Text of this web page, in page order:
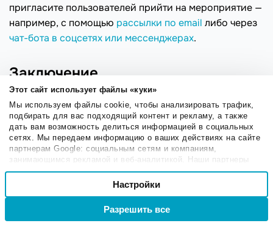
Этот сайт использует файлы «куки»
Мы используем файлы cookie, чтобы анализировать трафик,
подбирать для вас подходящий контент и рекламу, а также
дать вам возможность делиться информацией в социальных
сетях. Мы передаем информацию о ваших действиях на сайте
партнерам Google: социальным сетям и компаниям,
занимающимся рекламой и веб-аналитикой. Наши партнеры
могут комбинировать эти сведения с предоставленной вами
информацией, а также данными, которые они получили при
использовании вами их сервисов.
Выбор
Настроечные
Настройки
Разрешить все
пригласите пользователей прийти на мероприятие —
например, с помощью рассылки по email либо через
чат-бота в соцсетях или мессенджерах.
Заключение
В этой статье мы рассмотрели специализированные
сервисы для потоковой трансляции, узнали, для чего
это нужно и как можно использовать возможности
соцсетей.
Связку сервисов — какие каналы вам нужно
связать и в каком количестве.
Хранилище — лучше всего использовать